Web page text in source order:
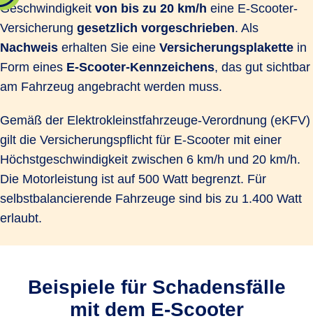
Geschwindigkeit von bis zu 20 km/h eine E-Scooter-
Versicherung gesetzlich vorgeschrieben. Als
Nachweis erhalten Sie eine Versicherungsplakette in
Form eines E-Scooter-Kennzeichens, das gut sichtbar
am Fahrzeug angebracht werden muss.
Gemäß der Elektrokleinstfahrzeuge-Verordnung (eKFV)
gilt die Versicherungspflicht für E-Scooter mit einer
Höchstgeschwindigkeit zwischen 6 km/h und 20 km/h.
Die Motorleistung ist auf 500 Watt begrenzt. Für
selbstbalancierende Fahrzeuge sind bis zu 1.400 Watt
erlaubt.
Beispiele für Schadensfälle
mit dem E-Scooter